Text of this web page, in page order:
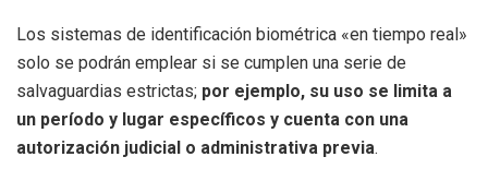
Los sistemas de identificación biométrica «en tiempo real»
solo se podrán emplear si se cumplen una serie de
salvaguardias estrictas; por ejemplo, su uso se limita a
un período y lugar específicos y cuenta con una
autorización judicial o administrativa previa.